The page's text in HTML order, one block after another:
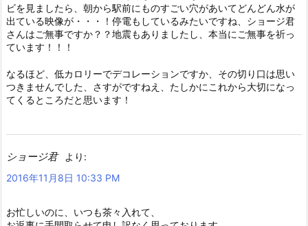
ビを見ましたら、朝から駅前にものすごい穴があいてどんどん水が
出ている映像が・・・！停電もしているみたいですね、ショージ君
さんはご無事ですか？？地震もありましたし、本当にご無事を祈っ
ています！！！
なるほど、低カロリーでデコレーションですか、その切り口は思い
つきませんでした、さすがですねえ、たしかにこれから大切になっ
てくるところだと思います！
ショージ君
より:
2016年11月8日 10:33 PM
お忙しいのに、いつも茶々入れて、